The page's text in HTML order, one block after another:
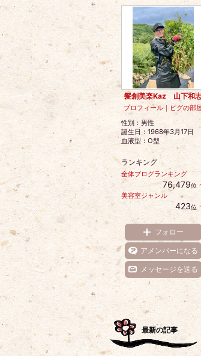
髪創美楽Kaz 山下和
プロフィール ｜ ピグの部
性別： 男性
誕生日： 1968年3月17日
血液型： O型
ランキング
全体ブログランキング
76,479位
美容室ジャンル
423位
フォロー
アメンバーになる
メッセージを送る
最新の記事